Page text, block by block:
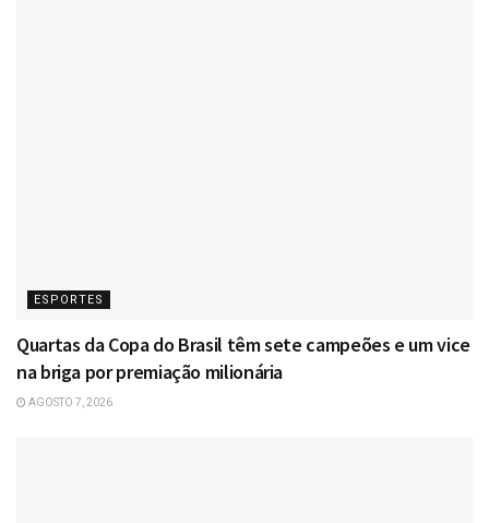
ESPORTES
Quartas da Copa do Brasil têm sete campeões e um vice
na briga por premiação milionária
AGOSTO 7, 2026